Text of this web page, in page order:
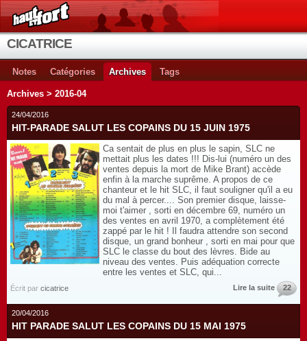
CICATRICE
Notes Catégories Archives Tags
Archives > 2016-04
24/04/2016
HIT-PARADE SALUT LES COPAINS DU 15 JUIN 1975
Ca sentait de plus en plus le sapin, SLC ne
mettait plus les dates !!! Dis-lui (numéro un des
ventes depuis la mort de Mike Brant) accède
enfin à la marche suprême. A propos de ce
chanteur et le hit SLC, il faut souligner qu'il a eu
du mal à percer.... Son premier disque, laisse-
moi t'aimer , sorti en décembre 69, numéro un
des ventes en avril 1970, a complètement été
zappé par le hit ! Il faudra attendre son second
disque, un grand bonheur , sorti en mai pour que
SLC le classe du bout des lèvres. Bide au
niveau des ventes. Puis adéquation correcte
entre les ventes et SLC, qui...
Écrit par cicatrice Lire la suite 22
20/04/2016
HIT PARADE SALUT LES COPAINS DU 15 MAI 1975